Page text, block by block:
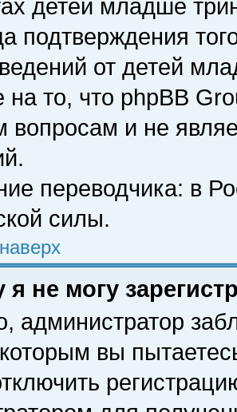
детей младше
подтверждения
от детей
на то, что phpBB
вопросам и не
переводчика: в
силы.
я не могу
администратор
вы